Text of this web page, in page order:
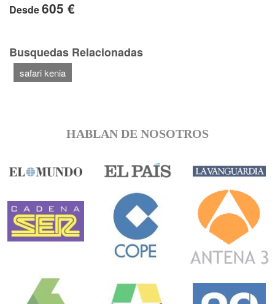
Desde605 €
Busquedas Relacionadas
safari kenia
HABLAN DE NOSOTROS